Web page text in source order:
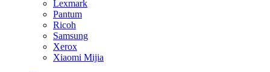
Lexmark
Pantum
Ricoh
Samsung
Xerox
Xiaomi Mijia